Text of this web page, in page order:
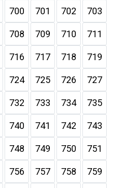
700 701 702 703
708 709 710 711
716 717 718 719
724 725 726 727
732 733 734 735
740 741 742 743
748 749 750 751
756 757 758 759